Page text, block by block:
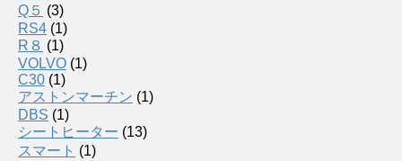
Q５ (3)
RS4 (1)
R８ (1)
VOLVO (1)
C30 (1)
アストンマーチン (1)
DBS (1)
シートヒーター (13)
スマート (1)